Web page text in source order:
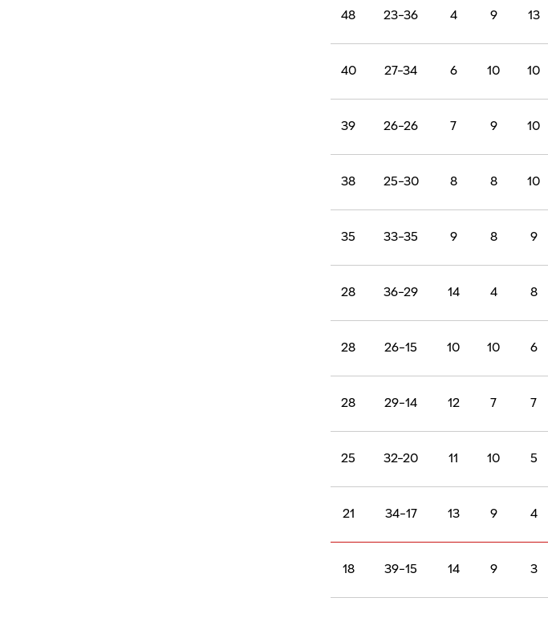
13
9
4
23-36
48
10
10
6
27-34
40
10
9
7
26-26
39
10
8
8
25-30
38
9
8
9
33-35
35
8
4
14
36-29
28
6
10
10
26-15
28
7
7
12
29-14
28
5
10
11
32-20
25
4
9
13
34-17
21
3
9
14
39-15
18